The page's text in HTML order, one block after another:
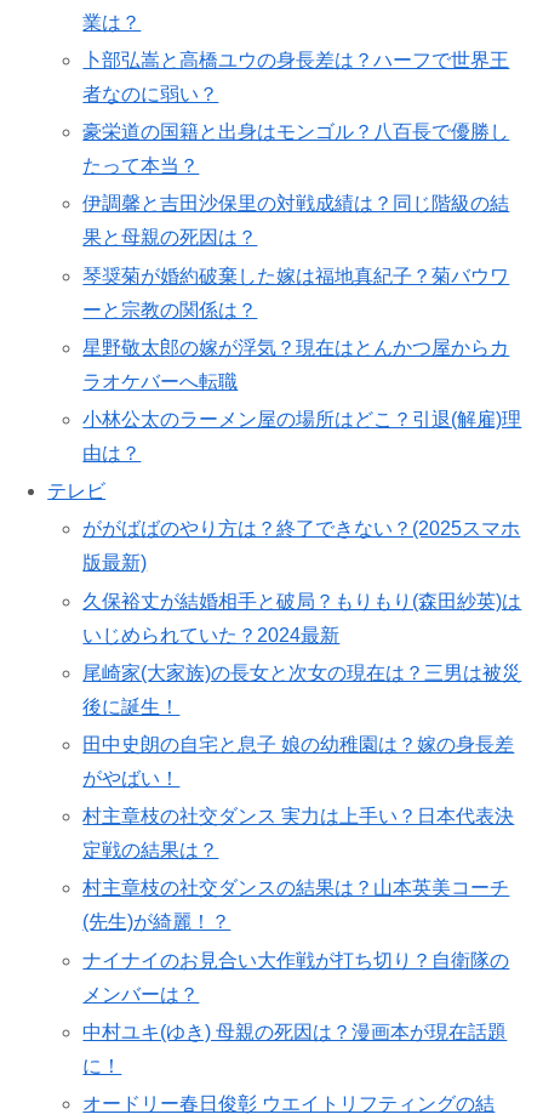
業は？
卜部弘嵩と高橋ユウの身長差は？ハーフで世界王
者なのに弱い？
豪栄道の国籍と出身はモンゴル？八百長で優勝し
たって本当？
伊調馨と吉田沙保里の対戦成績は？同じ階級の結
果と母親の死因は？
琴奨菊が婚約破棄した嫁は福地真紀子？菊バウワ
ーと宗教の関係は？
星野敬太郎の嫁が浮気？現在はとんかつ屋からカ
ラオケバーへ転職
小林公太のラーメン屋の場所はどこ？引退(解雇)理
由は？
テレビ
ががばばのやり方は？終了できない？(2025スマホ
版最新)
久保裕丈が結婚相手と破局？もりもり(森田紗英)は
いじめられていた？2024最新
尾崎家(大家族)の長女と次女の現在は？三男は被災
後に誕生！
田中史朗の自宅と息子 娘の幼稚園は？嫁の身長差
がやばい！
村主章枝の社交ダンス 実力は上手い？日本代表決
定戦の結果は？
村主章枝の社交ダンスの結果は？山本英美コーチ
(先生)が綺麗！？
ナイナイのお見合い大作戦が打ち切り？自衛隊の
メンバーは？
中村ユキ(ゆき) 母親の死因は？漫画本が現在話題
に！
オードリー春日俊彰 ウエイトリフティングの結